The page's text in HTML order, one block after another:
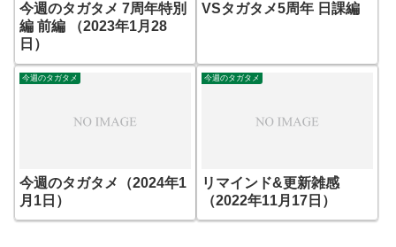
今週のタガタメ 7周年特別
編 前編 （2023年1月28
日）
VSタガタメ5周年 日課編
今週のタガタメ
今週のタガタメ（2024年1
月1日）
今週のタガタメ
リマインド&更新雑感
（2022年11月17日）